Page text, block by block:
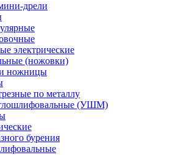
дрели
электрические
(ножовки)
ножницы
по металлу
(УШМ)
бурения